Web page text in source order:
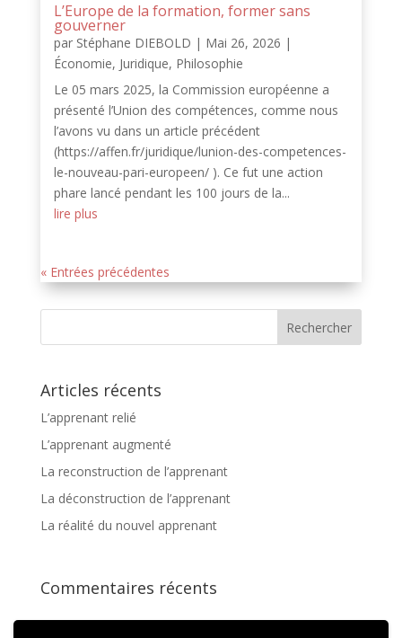
L’Europe de la formation, former sans
gouverner
par Stéphane DIEBOLD | Mai 26, 2026 |
Économie, Juridique, Philosophie
Le 05 mars 2025, la Commission européenne a
présenté l’Union des compétences, comme nous
l’avons vu dans un article précédent
(https://affen.fr/juridique/lunion-des-competences-
le-nouveau-pari-europeen/ ). Ce fut une action
phare lancé pendant les 100 jours de la...
lire plus
« Entrées précédentes
Articles récents
L’apprenant relié
L’apprenant augmenté
La reconstruction de l’apprenant
La déconstruction de l’apprenant
La réalité du nouvel apprenant
Commentaires récents